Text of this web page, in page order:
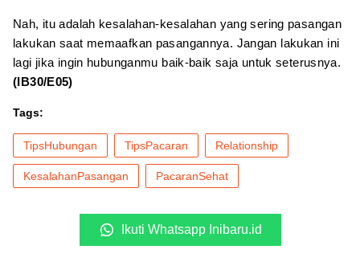
Nah, itu adalah kesalahan-kesalahan yang sering pasangan
lakukan saat memaafkan pasangannya. Jangan lakukan ini
lagi jika ingin hubunganmu baik-baik saja untuk seterusnya.
(IB30/E05)
Tags:
TipsHubungan TipsPacaran Relationship
KesalahanPasangan PacaranSehat
Ikuti Whatsapp Inibaru.id